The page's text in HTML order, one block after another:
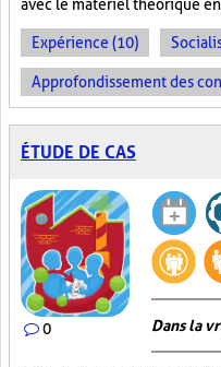
avec le matériel théorique
Expérience (10)
Approfondissement des
ÉTUDE DE CAS
0 Dans la